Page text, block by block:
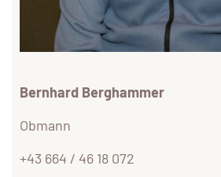
Bernhard Berghammer
Obmann
+43 664 / 46 18 072